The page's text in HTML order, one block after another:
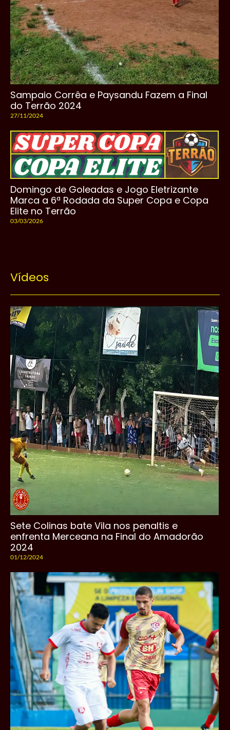
Sampaio Corrêa e Paysandu Fazem a Final
do Terrão 2024
27/11/2024
Domingo de Goleadas e Jogo Eletrizante
Marca a 6ª Rodada da Super Copa e Copa
Elite no Terrão
03/03/2026
Vídeos
Sete Colinas bate Vila nos penaltis e
enfrenta Merceana na Final do Amadorão
2024
01/12/2024